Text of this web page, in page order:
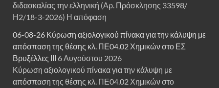
διδασκαλίας την ελληνική (Αρ. Πρόσκλησης 33598/
Η2/18-3-2026) Η απόφαση
06-08-26 Κύρωση αξιολογικού πίνακα για την κάλυψη με
απόσπαση της θέσης κλ. ΠΕ04.02 Χημικών στο ΕΣ
Βρυξέλλες ΙΙΙ 6 Αυγούστου 2026
Κύρωση αξιολογικού πίνακα για την κάλυψη με
απόσπαση της θέσης κλ. ΠΕ04.02 Χημικών στο